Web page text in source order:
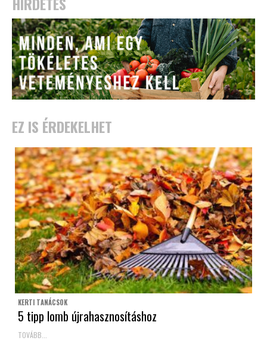
EZ IS ÉRDEKELHET
KERTI TANÁCSOK
5 tipp lomb újrahasznosításhoz
TOVÁBB...